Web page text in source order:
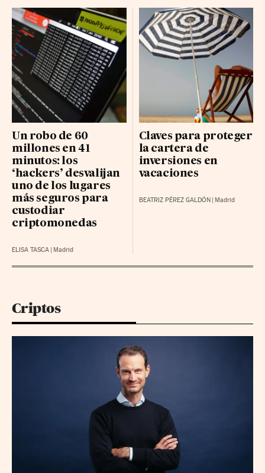
Un robo de 60
millones en 41
minutos: los
‘hackers’ desvalijan
uno de los lugares
más seguros para
custodiar
criptomonedas
ELISA TASCA | Madrid
Claves para proteger
la cartera de
inversiones en
vacaciones
BEATRIZ PÉREZ GALDÓN | Madrid
Criptos